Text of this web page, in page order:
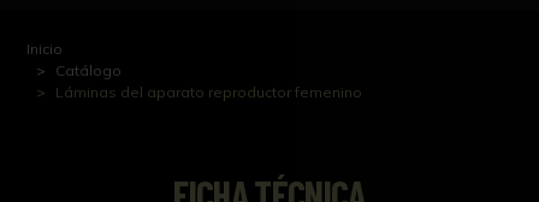
Inicio
Catálogo
Láminas del aparato reproductor femenino